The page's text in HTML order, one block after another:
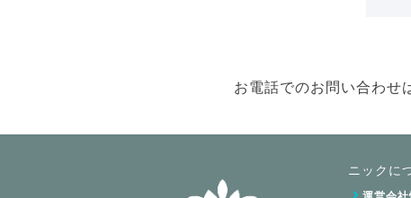
お電話でのお問い合わせ
ニックに